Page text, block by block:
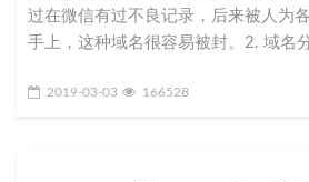
过在微信有过不良记录，后来被人为
手上，这种域名很容易被封。2. 域名
2019-03-03 166528